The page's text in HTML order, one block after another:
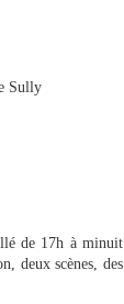
Sully
de 17h à minuit
deux scènes, des